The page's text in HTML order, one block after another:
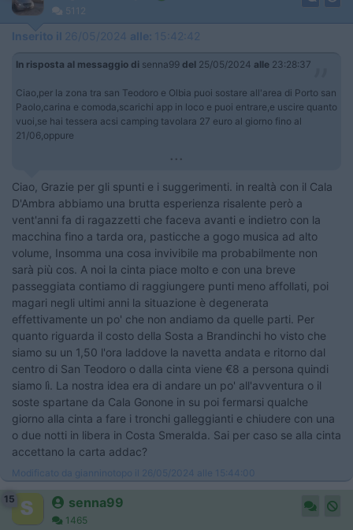
5112
Inserito il 26/05/2024 alle: 15:42:42
In risposta al messaggio di senna99 del 25/05/2024 alle 23:28:37
Ciao,per la zona tra san Teodoro e Olbia puoi sostare all'area di Porto san
Paolo,carina e comoda,scarichi app in loco e puoi entrare,e uscire quanto
vuoi,se hai tessera acsi camping tavolara 27 euro al giorno fino al
21/06,oppure
...
Ciao, Grazie per gli spunti e i suggerimenti. in realtà con il Cala
D'Ambra abbiamo una brutta esperienza risalente però a
vent'anni fa di ragazzetti che faceva avanti e indietro con la
macchina fino a tarda ora, pasticche a gogo musica ad alto
volume, Insomma una cosa invivibile ma probabilmente non
sarà più cos. A noi la cinta piace molto e con una breve
passeggiata contiamo di raggiungere punti meno affollati, poi
magari negli ultimi anni la situazione è degenerata
effettivamente un po' che non andiamo da quelle parti. Per
quanto riguarda il costo della Sosta a Brandinchi ho visto che
siamo su un 1,50 l'ora laddove la navetta andata e ritorno dal
centro di San Teodoro o dalla cinta viene €8 a persona quindi
siamo lì. La nostra idea era di andare un po' all'avventura o il
soste spartane da Cala Gonone in su poi fermarsi qualche
giorno alla cinta a fare i tronchi galleggianti e chiudere con una
o due notti in libera in Costa Smeralda. Sai per caso se alla cinta
accettano la carta addac?
Modificato da gianninotopo il 26/05/2024 alle 15:44:00
15 senna99
1465